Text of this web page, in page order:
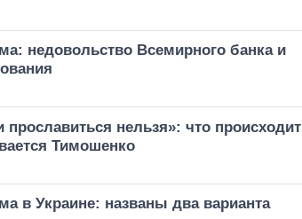
недовольство Всемирного банка и
нельзя»: что происходит
Тимошенко
в Украине: названы два варианта